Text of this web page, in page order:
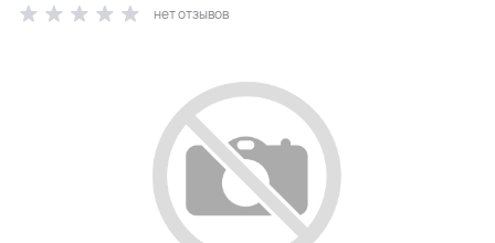
нет отзывов